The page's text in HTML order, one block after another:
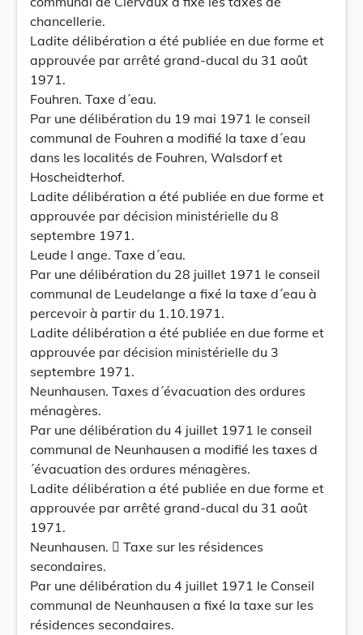
chancellerie.
Ladite délibération a été publiée en due forme et
approuvée par arrêté grand-ducal du 31 août
1971.
Fouhren. Taxe d´eau.
Par une délibération du 19 mai 1971 le conseil
communal de Fouhren a modifié la taxe d´eau
dans les localités de Fouhren, Walsdorf et
Hoscheidterhof.
Ladite délibération a été publiée en due forme et
approuvée par décision ministérielle du 8
septembre 1971.
Leude l ange. Taxe d´eau.
Par une délibération du 28 juillet 1971 le conseil
communal de Leudelange a fixé la taxe d´eau à
percevoir à partir du 1.10.1971.
Ladite délibération a été publiée en due forme et
approuvée par décision ministérielle du 3
septembre 1971.
Neunhausen. Taxes d´évacuation des ordures
ménagères.
Par une délibération du 4 juillet 1971 le conseil
communal de Neunhausen a modifié les taxes d
´évacuation des ordures ménagères.
Ladite délibération a été publiée en due forme et
approuvée par arrêté grand-ducal du 31 août
1971.
Neunhausen.  Taxe sur les résidences
secondaires.
Par une délibération du 4 juillet 1971 le Conseil
communal de Neunhausen a fixé la taxe sur les
résidences secondaires.